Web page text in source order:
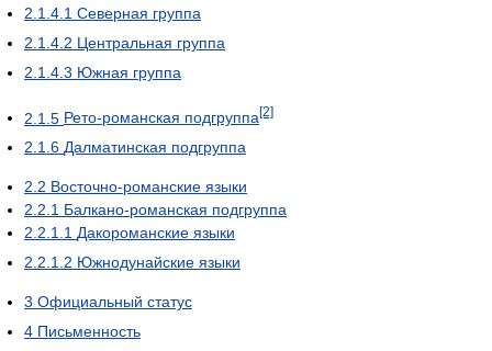
2.1.4.1 Северная группа
2.1.4.2 Центральная группа
2.1.4.3 Южная группа
2.1.5 Рето-романская подгруппа[2]
2.1.6 Далматинская подгруппа
2.2 Восточно-романские языки
2.2.1 Балкано-романская подгруппа
2.2.1.1 Дакороманские языки
2.2.1.2 Южнодунайские языки
3 Официальный статус
4 Письменность